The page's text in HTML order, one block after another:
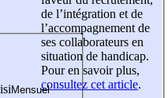
de l’intégration et de
l’accompagnement de
ses collaborateurs en
situation de handicap.
Pour en savoir plus,
consultez cet article.